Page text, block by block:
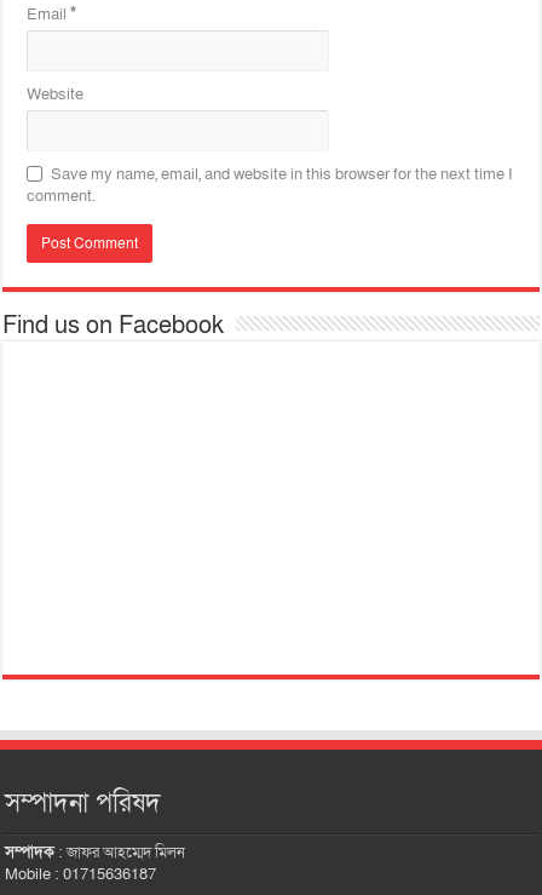
Email*
Website
Save my name, email, and website in this browser for the next time I
comment.
Find us on Facebook
সম্পাদনা পরিষদ
সম্পাদক:জাফর আহম্মেদ মিলন
Mobile : 01715636187